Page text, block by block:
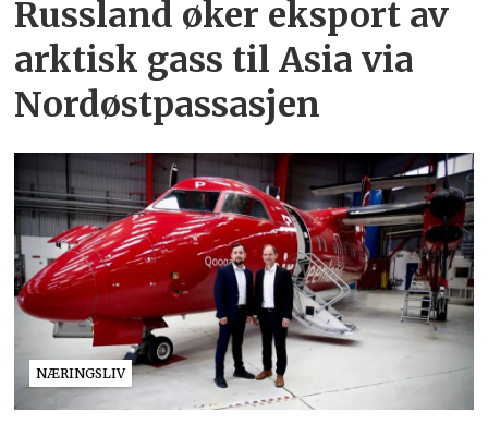
Russland øker eksport av
arktisk gass til Asia via
Nordøstpassasjen
NÆRINGSLIV